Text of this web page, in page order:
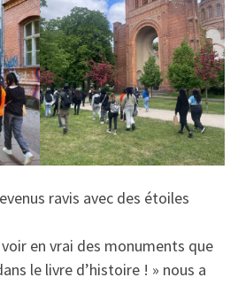
ravis avec des étoiles
en vrai des monuments que
le livre d’histoire ! » nous a